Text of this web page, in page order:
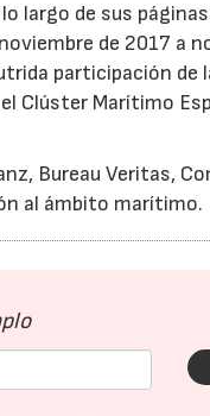
de sus
de 2017 a
participación de
Clúster Marítimo
Bureau Veritas,
al ámbito marítimo.